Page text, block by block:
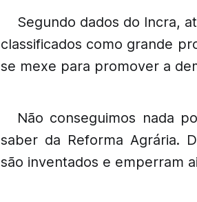
Segundo dados do Incra,
classificados como grande
se mexe para promover a
Não conseguimos nada
saber da Reforma Agrária.
são inventados e emperram